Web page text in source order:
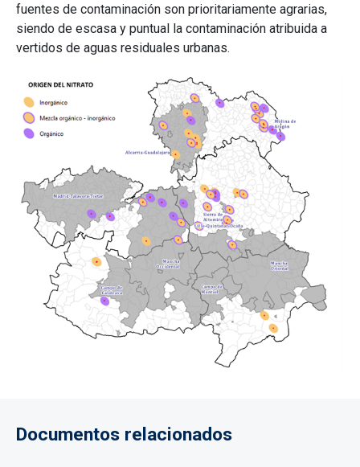
fuentes de contaminación son prioritariamente agrarias,
siendo de escasa y puntual la contaminación atribuida a
vertidos de aguas residuales urbanas.
Documentos relacionados